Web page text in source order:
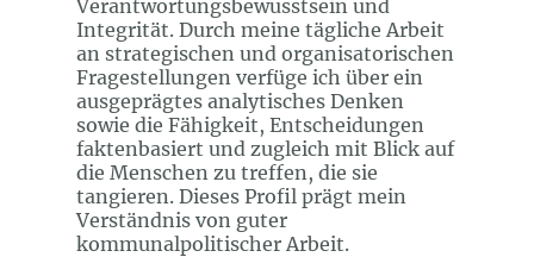
Verantwortungsbewusstsein und
Integrität. Durch meine tägliche Arbeit
an strategischen und organisatorischen
Fragestellungen verfüge ich über ein
ausgeprägtes analytisches Denken
sowie die Fähigkeit, Entscheidungen
faktenbasiert und zugleich mit Blick auf
die Menschen zu treffen, die sie
tangieren. Dieses Profil prägt mein
Verständnis von guter
kommunalpolitischer Arbeit.